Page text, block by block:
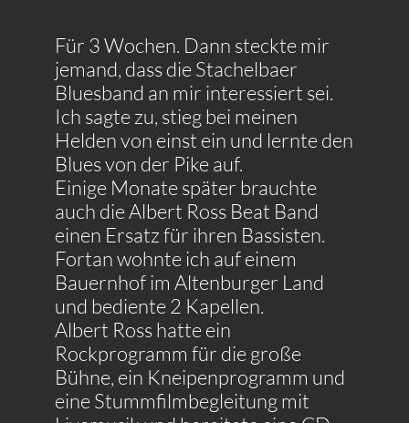
Für 3 Wochen. Dann steckte mir
jemand, dass die Stachelbaer
Bluesband an mir interessiert sei.
Ich sagte zu, stieg bei meinen
Helden von einst ein und lernte den
Blues von der Pike auf.
Einige Monate später brauchte
auch die Albert Ross Beat Band
einen Ersatz für ihren Bassisten.
Fortan wohnte ich auf einem
Bauernhof im Altenburger Land
und bediente 2 Kapellen.
Albert Ross hatte ein
Rockprogramm für die große
Bühne, ein Kneipenprogramm und
eine Stummfilmbegleitung mit